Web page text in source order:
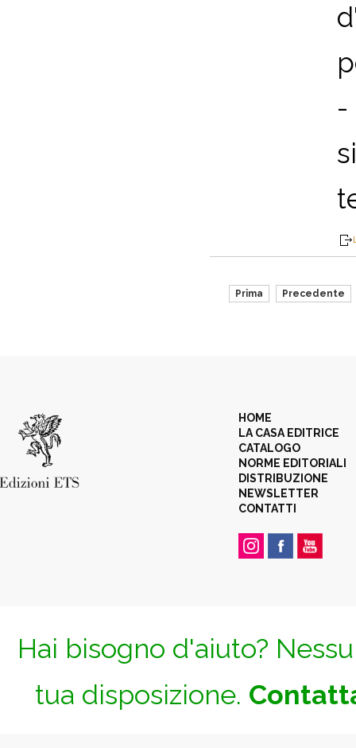
-
Prima Precedente
HOME
LA CASA EDITRICE
CATALOGO
NORME EDITORIALI
DISTRIBUZIONE
NEWSLETTER
CONTATTI
Hai bisogno d'aiuto?
tua disposizione.